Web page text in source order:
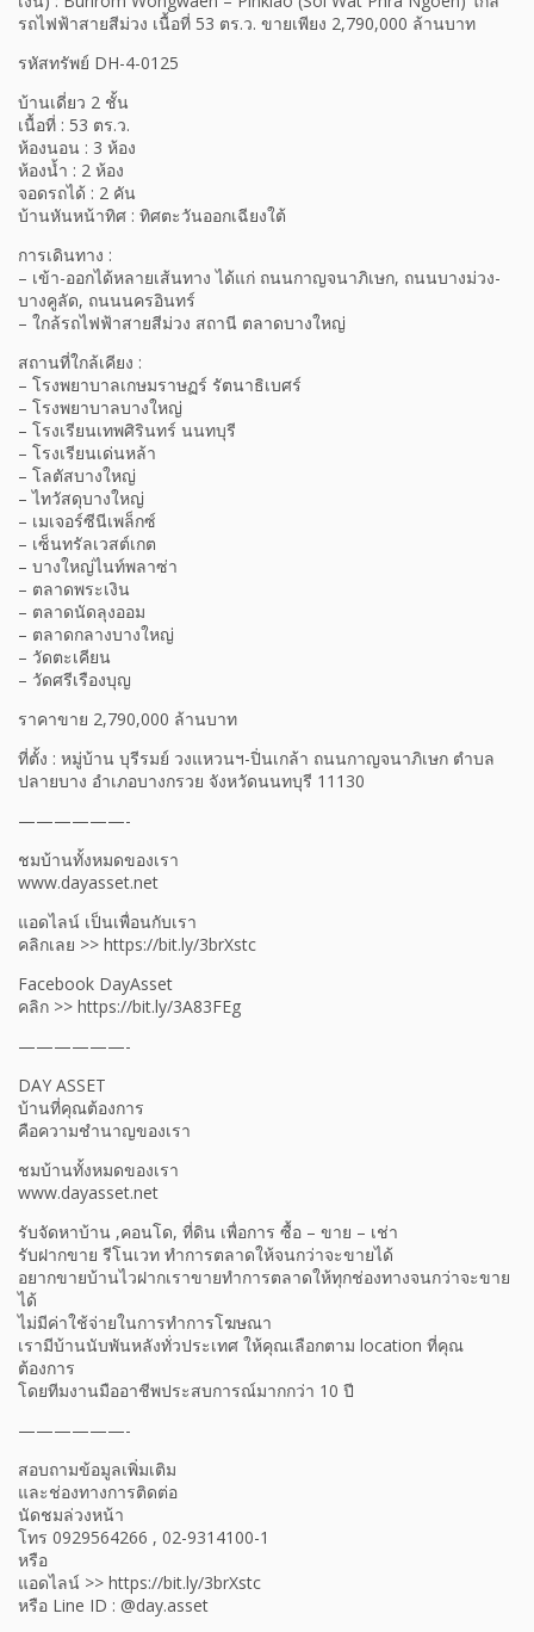
รถไฟฟ้าสายสีม่วง เนื้อที่ 53 ตร.ว. ขายเพียง 2,790,000 ล้านบาท
รหัสทรัพย์ DH-4-0125
บ้านเดี่ยว 2 ชั้น
เนื้อที่ : 53 ตร.ว.
ห้องนอน : 3 ห้อง
ห้องน้ำ : 2 ห้อง
จอดรถได้ : 2 คัน
บ้านหันหน้าทิศ : ทิศตะวันออกเฉียงใต้
การเดินทาง :
– เข้า-ออกได้หลายเส้นทาง ได้แก่ ถนนกาญจนาภิเษก, ถนนบางม่วง-
บางคูลัด, ถนนนครอินทร์
– ใกล้รถไฟฟ้าสายสีม่วง สถานี ตลาดบางใหญ่
สถานที่ใกล้เคียง :
– โรงพยาบาลเกษมราษฏร์ รัตนาธิเบศร์
– โรงพยาบาลบางใหญ่
– โรงเรียนเทพศิรินทร์ นนทบุรี
– โรงเรียนเด่นหล้า
– โลตัสบางใหญ่
– ไทวัสดุบางใหญ่
– เมเจอร์ซีนีเพล็กซ์
– เซ็นทรัลเวสต์เกต
– บางใหญ่ไนท์พลาซ่า
– ตลาดพระเงิน
– ตลาดนัดลุงออม
– ตลาดกลางบางใหญ่
– วัดตะเคียน
– วัดศรีเรืองบุญ
ราคาขาย 2,790,000 ล้านบาท
ที่ตั้ง : หมู่บ้าน บุรีรมย์ วงแหวนฯ-ปิ่นเกล้า ถนนกาญจนาภิเษก ตำบล
ปลายบาง อำเภอบางกรวย จังหวัดนนทบุรี 11130
——————-
ชมบ้านทั้งหมดของเรา
www.dayasset.net
แอดไลน์ เป็นเพื่อนกับเรา
คลิกเลย >> https://bit.ly/3brXstc
Facebook DayAsset
คลิก >> https://bit.ly/3A83FEg
——————-
DAY ASSET
บ้านที่คุณต้องการ
คือความชำนาญของเรา
ชมบ้านทั้งหมดของเรา
www.dayasset.net
รับจัดหาบ้าน ,คอนโด, ที่ดิน เพื่อการ ซื้อ – ขาย – เช่า
รับฝากขาย รีโนเวท ทำการตลาดให้จนกว่าจะขายได้
อยากขายบ้านไวฝากเราขายทำการตลาดให้ทุกช่องทางจนกว่าจะขาย
ได้
ไม่มีค่าใช้จ่ายในการทำการโฆษณา
เรามีบ้านนับพันหลังทั่วประเทศ ให้คุณเลือกตาม location ที่คุณ
ต้องการ
โดยทีมงานมืออาชีพประสบการณ์มากกว่า 10 ปี
——————-
สอบถามข้อมูลเพิ่มเติม
และช่องทางการติดต่อ
นัดชมล่วงหน้า
โทร 0929564266 , 02-9314100-1
หรือ
แอดไลน์ >> https://bit.ly/3brXstc
หรือ Line ID : @day.asset